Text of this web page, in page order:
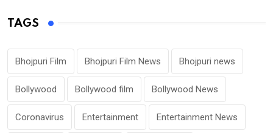
TAGS
Bhojpuri Film Bhojpuri Film News Bhojpuri news
Bollywood Bollywood film Bollywood News
Coronavirus Entertainment Entertainment News